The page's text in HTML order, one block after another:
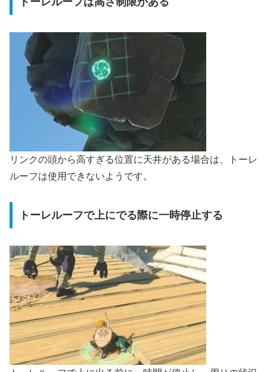
リンクの頭から高すぎる位置に天井がある場合は、トーレ
ルーフは使用できないようです。
トーレルーフで上にでる際に一時停止する